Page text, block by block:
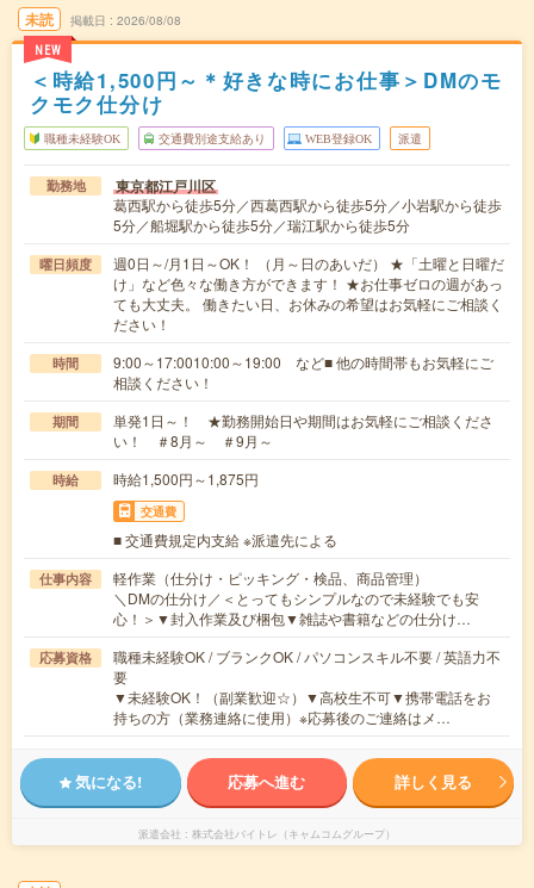
未読
NEW
掲載日 2026/08/08
＜時給1,500円～＊好きな時にお仕事＞DMのモ
クモク仕分け
職種未経験OK 交通費別途支給あり WEB登録OK 派遣
勤務地 東京都江戸川区
葛西駅から徒歩5分／西葛西駅から徒歩5分／小岩駅から徒歩
5分／船堀駅から徒歩5分／瑞江駅から徒歩5分
曜日頻度
週0日～/月1日～OK！ （月～日のあいだ） ★「土曜と日曜だ
け」など色々な働き方ができます！ ★お仕事ゼロの週があっ
ても大丈夫。 働きたい日、お休みの希望はお気軽にご相談く
ださい！
時間
9:00～17:0010:00～19:00 など■ 他の時間帯もお気軽にご
相談ください！
期間
単発1日～！ ★勤務開始日や期間はお気軽にご相談くださ
い！ ＃8月～ ＃9月～
時給 時給1,500円～1,875円
交通費
■ 交通費規定内支給 ※派遣先による
仕事内容
軽作業（仕分け・ピッキング・検品、商品管理）
＼DMの仕分け／＜とってもシンプルなので未経験でも安
心！＞▼封入作業及び梱包▼雑誌や書籍などの仕分け…
応募資格
職種未経験OK / ブランクOK / パソコンスキル不要 / 英語力不
要
▼未経験OK！（副業歓迎☆）▼高校生不可▼携帯電話をお
持ちの方（業務連絡に使用）※応募後のご連絡はメ…
気になる! 応募へ進む 詳しく見る
派遣会社 株式会社バイトレ（キャムコムグループ）